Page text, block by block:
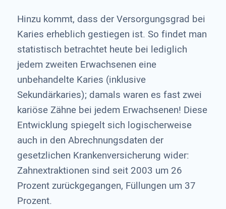
Hinzu kommt, dass der Versorgungsgrad bei
Karies erheblich gestiegen ist. So findet man
statistisch betrachtet heute bei lediglich
jedem zweiten Erwachsenen eine
unbehandelte Karies (inklusive
Sekundärkaries); damals waren es fast zwei
kariöse Zähne bei jedem Erwachsenen! Diese
Entwicklung spiegelt sich logischerweise
auch in den Abrechnungsdaten der
gesetzlichen Krankenversicherung wider:
Zahnextraktionen sind seit 2003 um 26
Prozent zurückgegangen, Füllungen um 37
Prozent.